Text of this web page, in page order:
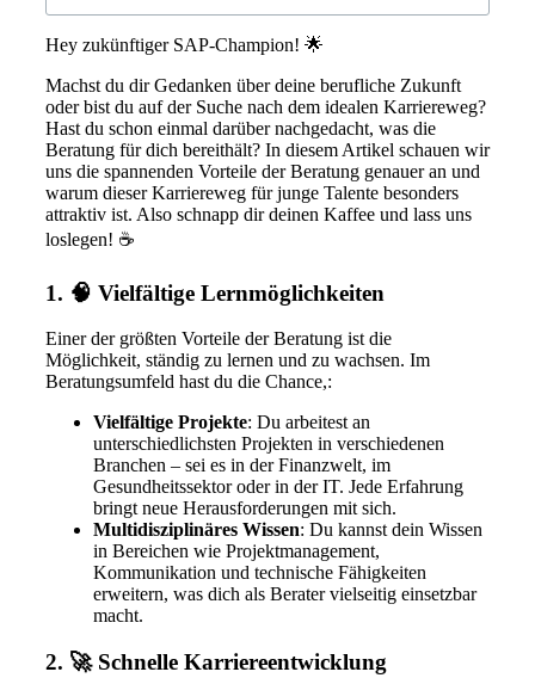
Hey zukünftiger SAP-Champion! 🌟
Machst du dir Gedanken über deine berufliche Zukunft
oder bist du auf der Suche nach dem idealen Karriereweg?
Hast du schon einmal darüber nachgedacht, was die
Beratung für dich bereithält? In diesem Artikel schauen wir
uns die spannenden Vorteile der Beratung genauer an und
warum dieser Karriereweg für junge Talente besonders
attraktiv ist. Also schnapp dir deinen Kaffee und lass uns
loslegen! ☕️
1. 🧠 Vielfältige Lernmöglichkeiten
Einer der größten Vorteile der Beratung ist die
Möglichkeit, ständig zu lernen und zu wachsen. Im
Beratungsumfeld hast du die Chance,:
Vielfältige Projekte: Du arbeitest an
unterschiedlichsten Projekten in verschiedenen
Branchen – sei es in der Finanzwelt, im
Gesundheitssektor oder in der IT. Jede Erfahrung
bringt neue Herausforderungen mit sich.
Multidisziplinäres Wissen: Du kannst dein Wissen
in Bereichen wie Projektmanagement,
Kommunikation und technische Fähigkeiten
erweitern, was dich als Berater vielseitig einsetzbar
macht.
2. 🚀 Schnelle Karriereentwicklung